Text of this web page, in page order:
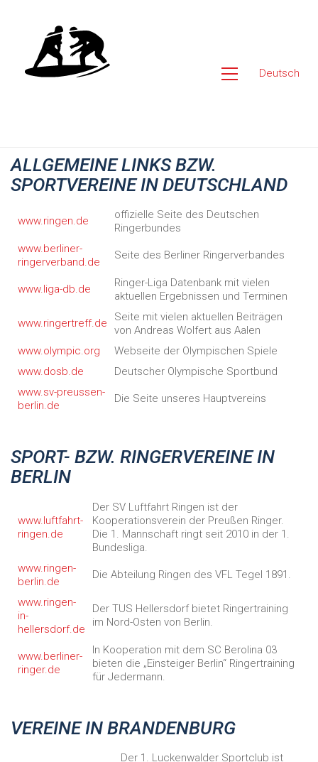
Deutsch
ALLGEMEINE LINKS BZW.
SPORTVEREINE IN DEUTSCHLAND
www.ringen.de
offizielle Seite des Deutschen
Ringerbundes
www.berliner-
ringerverband.de
Seite des Berliner Ringerverbandes
www.liga-db.de
Ringer-Liga Datenbank mit vielen
aktuellen Ergebnissen und Terminen
www.ringertreff.de
Seite mit vielen aktuellen Beiträgen
von Andreas Wolfert aus Aalen
www.olympic.org
Webseite der Olympischen Spiele
www.dosb.de
Deutscher Olympische Sportbund
www.sv-preussen-
berlin.de
Die Seite unseres Hauptvereins
SPORT- BZW. RINGERVEREINE IN
BERLIN
www.luftfahrt-
ringen.de
Der SV Luftfahrt Ringen ist der
Kooperationsverein der Preußen Ringer.
Die 1. Mannschaft ringt seit 2010 in der 1.
Bundesliga.
www.ringen-
berlin.de
Die Abteilung Ringen des VFL Tegel 1891.
www.ringen-
in-
hellersdorf.de
Der TUS Hellersdorf bietet Ringertraining
im Nord-Osten von Berlin.
www.berliner-
ringer.de
In Kooperation mit dem SC Berolina 03
bieten die „Einsteiger Berlin“ Ringertraining
für Jedermann.
VEREINE IN BRANDENBURG
Der 1. Luckenwalder Sportclub ist